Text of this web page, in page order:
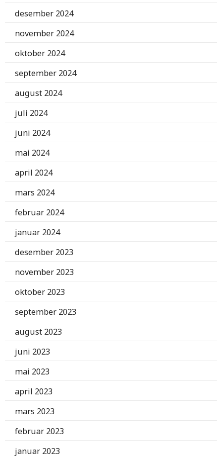
desember 2024
november 2024
oktober 2024
september 2024
august 2024
juli 2024
juni 2024
mai 2024
april 2024
mars 2024
februar 2024
januar 2024
desember 2023
november 2023
oktober 2023
september 2023
august 2023
juni 2023
mai 2023
april 2023
mars 2023
februar 2023
januar 2023